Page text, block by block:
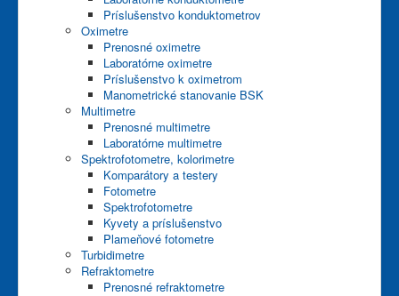
Príslušenstvo konduktometrov
Oximetre
Prenosné oximetre
Laboratórne oximetre
Príslušenstvo k oximetrom
Manometrické stanovanie BSK
Multimetre
Prenosné multimetre
Laboratórne multimetre
Spektrofotometre, kolorimetre
Komparátory a testery
Fotometre
Spektrofotometre
Kyvety a príslušenstvo
Plameňové fotometre
Turbidimetre
Refraktometre
Prenosné refraktometre